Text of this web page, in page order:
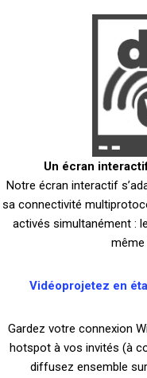
Un écran
Notre écran interactif
sa connectivité
activés simultanément :
Vidéoprojetez en
Gardez votre connexion
hotspot à vos invités (à
diffusez ensemble sur